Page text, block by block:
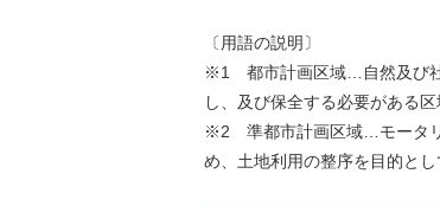
〔用語の説明〕
※1 都市計画区域…自然及び社
し、及び保全する必要がある区
※2 準都市計画区域…モータリ
め、土地利用の整序を目的と